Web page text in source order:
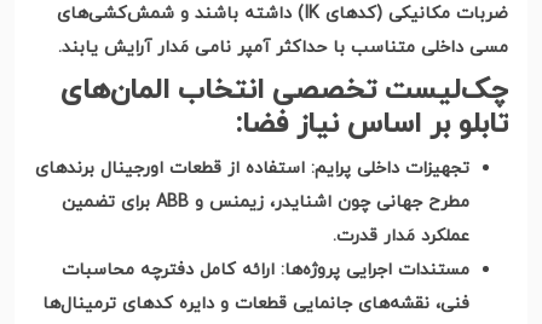
ضربات مکانیکی (کدهایIK)
داشته باشند و شمش‌کشی‌های
مسی داخلی متناسب با حداکثر آمپر نامی مَدار آرایش یابند.
چک‌لیست تخصصی انتخاب المان‌های
تابلو بر اساس نیاز فضا:
تجهیزات داخلی پرایم: استفاده از قطعات اورجینال برندهای
مطرح جهانی چون اشنایدر، زیمنس و
برای تضمین
عملکرد مَدار قدرت.
مستندات اجرایی پروژه‌ها: ارائه کامل دفترچه محاسبات
فنی، نقشه‌های جانمایی قطعات و دایره کدهای ترمینال‌ها